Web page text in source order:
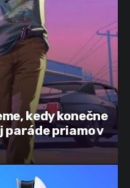
kedy konečne
paráde priamo v